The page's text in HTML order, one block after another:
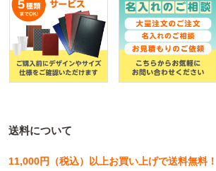
送料について
11,000円（税込）以上お買い上げで送料無料！